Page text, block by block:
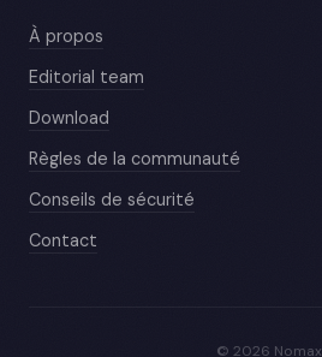
À propos
Editorial team
Download
Règles de la communauté
Conseils de sécurité
Contact
© 2026 Nomax